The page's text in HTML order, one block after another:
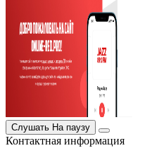
Слушать На паузу
Контактная информация